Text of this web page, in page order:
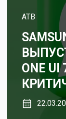
ATB
ONE